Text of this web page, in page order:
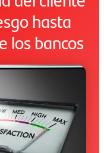
hasta
los bancos